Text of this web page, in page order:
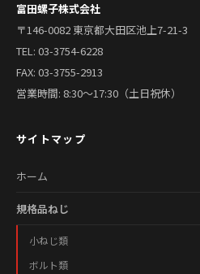
富田螺子株式会社
〒146-0082 東京都大田区池上7-21-3
TEL: 03-3754-6228
FAX: 03-3755-2913
営業時間: 8:30〜17:30（土日祝休）
サイトマップ
ホーム
規格品ねじ
小ねじ類
ボルト類